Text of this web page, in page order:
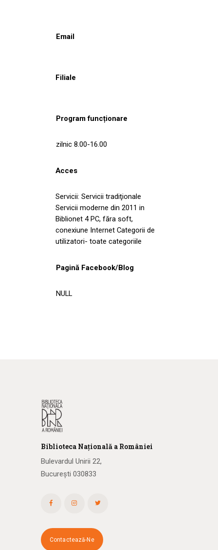
Email
Filiale
Program funcționare
zilnic 8.00-16.00
Acces
Servicii: Servicii tradiţionale
Servicii moderne din 2011 in
Biblionet 4 PC, făra soft,
conexiune Internet Categorii de
utilizatori- toate categoriile
Pagină Facebook/Blog
NULL
Biblioteca Națională a României
Bulevardul Unirii 22,
București 030833
Contactează-Ne